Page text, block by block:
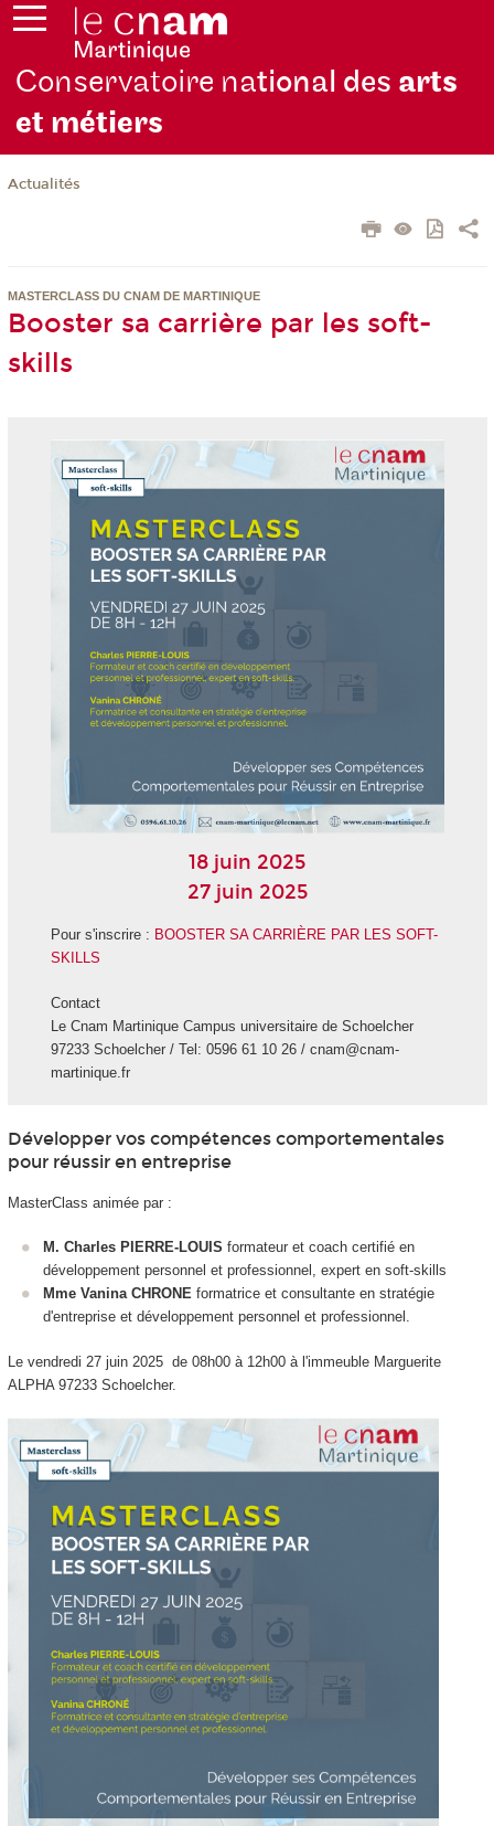
Conservatoire national des arts
et métiers
Actualités
MASTERCLASS DU CNAM DE MARTINIQUE
Booster sa carrière par les soft-
skills
18 juin 2025
27 juin 2025
Pour s'inscrire : BOOSTER SA CARRIÈRE PAR LES SOFT-
SKILLS
Contact
Le Cnam Martinique Campus universitaire de Schoelcher
97233 Schoelcher / Tel: 0596 61 10 26 / cnam@cnam-
martinique.fr
Développer vos compétences comportementales
pour réussir en entreprise
MasterClass animée par :
M. Charles PIERRE-LOUIS formateur et coach certifié en
développement personnel et professionnel, expert en soft-skills
Mme Vanina CHRONE formatrice et consultante en stratégie
d'entreprise et développement personnel et professionnel.
Le vendredi 27 juin 2025 de 08h00 à 12h00 à l'immeuble Marguerite
ALPHA 97233 Schoelcher.